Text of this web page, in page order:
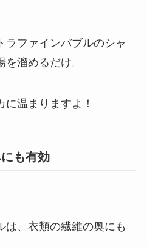
ラファインバブルのシャ
溜めるだけ。
温まりますよ！
も有効
は、衣類の繊維の奥にも